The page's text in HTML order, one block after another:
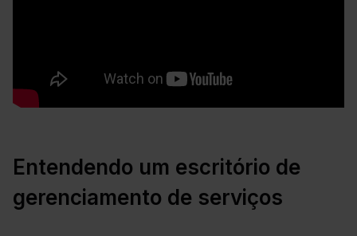
Entendendo um escritório de
gerenciamento de serviços